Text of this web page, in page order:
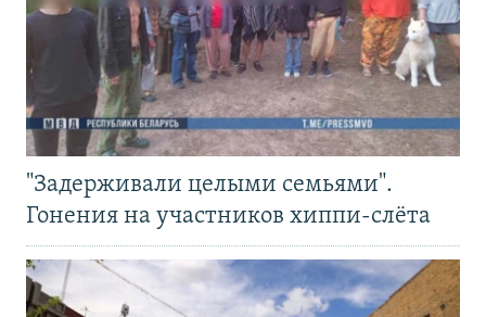
"Задерживали целыми семьями".
Гонения на участников хиппи-слёта